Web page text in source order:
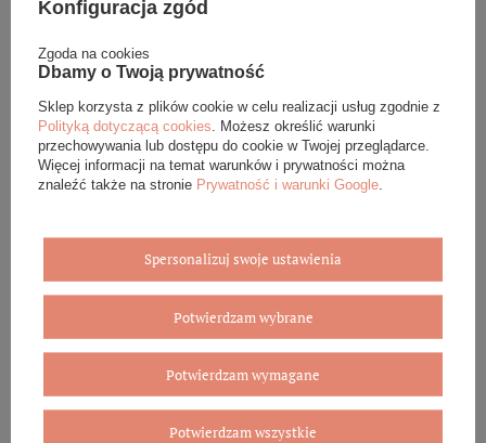
DANE SZCZEGÓŁOWE
OPINIE (0)
Eleganckie opakowanie gratis
Konfiguracja zgód
Zgoda na cookies
Dbamy o Twoją prywatność
Sklep korzysta z plików cookie w celu realizacji usług zgodnie z
Polityką dotyczącą cookies . Możesz określić warunki
przechowywania lub dostępu do cookie w Twojej przeglądarce.
Więcej informacji na temat warunków i prywatności można
znaleźć także na stronie Prywatność i warunki Google
Spersonalizuj swoje ustawienia
Potwierdzam wybrane
Potwierdzam wymagane
Potwierdzam wszystkie